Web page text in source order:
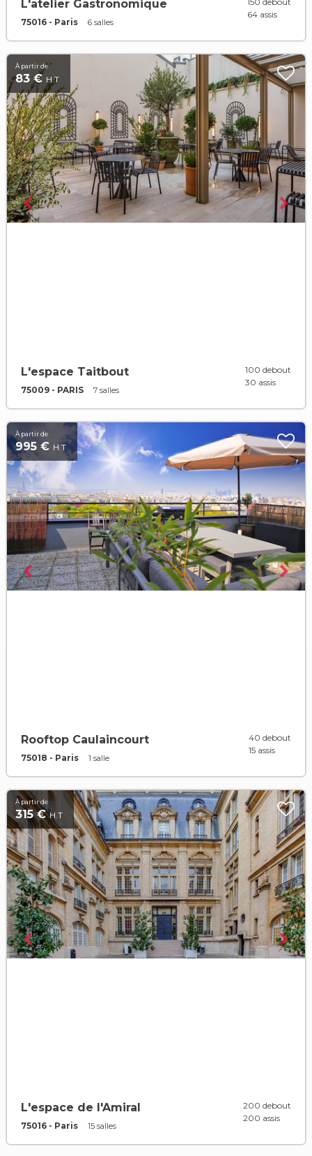
L'atelier Gastronomique
75016 - Paris 6 salles
64 assis
À partir de
83 € H.T
L'espace Taitbout
75009 - PARIS 7 salles
100 debout
30 assis
À partir de
995 € H.T
Rooftop Caulaincourt
75018 - Paris 1 salle
40 debout
15 assis
À partir de
315 €H.T
L'espace de l'Amiral
75016 - Paris 15 salles
200 debout
200 assis